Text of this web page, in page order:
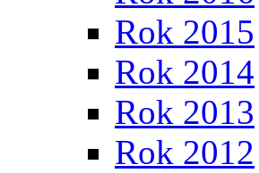
Rok 2015
Rok 2014
Rok 2013
Rok 2012